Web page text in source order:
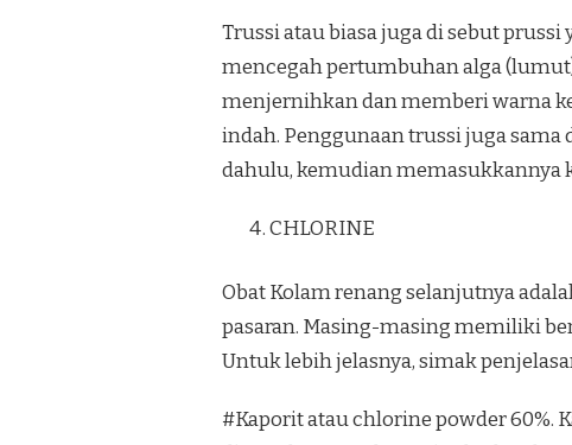
Trussi atau biasa juga di sebut
mencegah pertumbuhan alga
menjernihkan dan memberi warna
indah. Penggunaan trussi juga
dahulu, kemudian memasukkannya
CHLORINE
Obat Kolam renang selanjutnya
pasaran. Masing-masing memiliki
Untuk lebih jelasnya, simak
#Kaporit atau chlorine powder 60%.